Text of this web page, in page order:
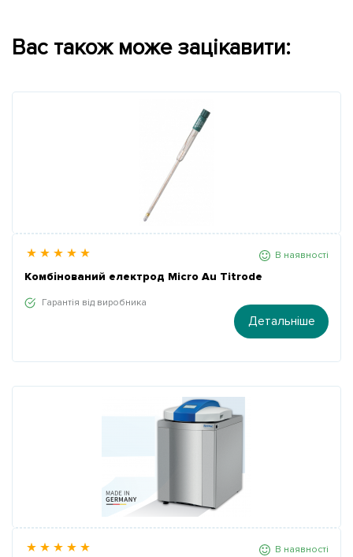
Вас також може зацікавити:
В наявності
Комбінований електрод Micro Au Titrode
Гарантія від виробника
Детальніше
В наявності